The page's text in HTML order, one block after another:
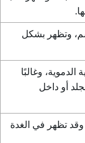
وتظهر بشكل
وغالبًا
أو داخل
تظهر في الغدة